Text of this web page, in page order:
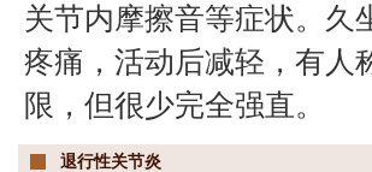
关节内摩擦音等症状。久
疼痛，活动后减轻，有人
限，但很少完全强直。
退行性关节炎